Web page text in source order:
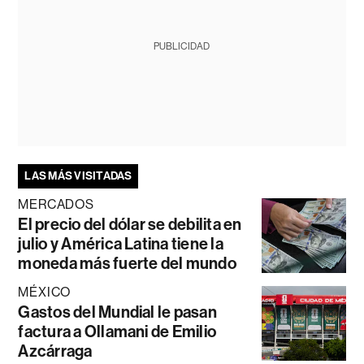
PUBLICIDAD
LAS MÁS VISITADAS
MERCADOS
El precio del dólar se debilita en
julio y América Latina tiene la
moneda más fuerte del mundo
MÉXICO
Gastos del Mundial le pasan
factura a Ollamani de Emilio
Azcárraga